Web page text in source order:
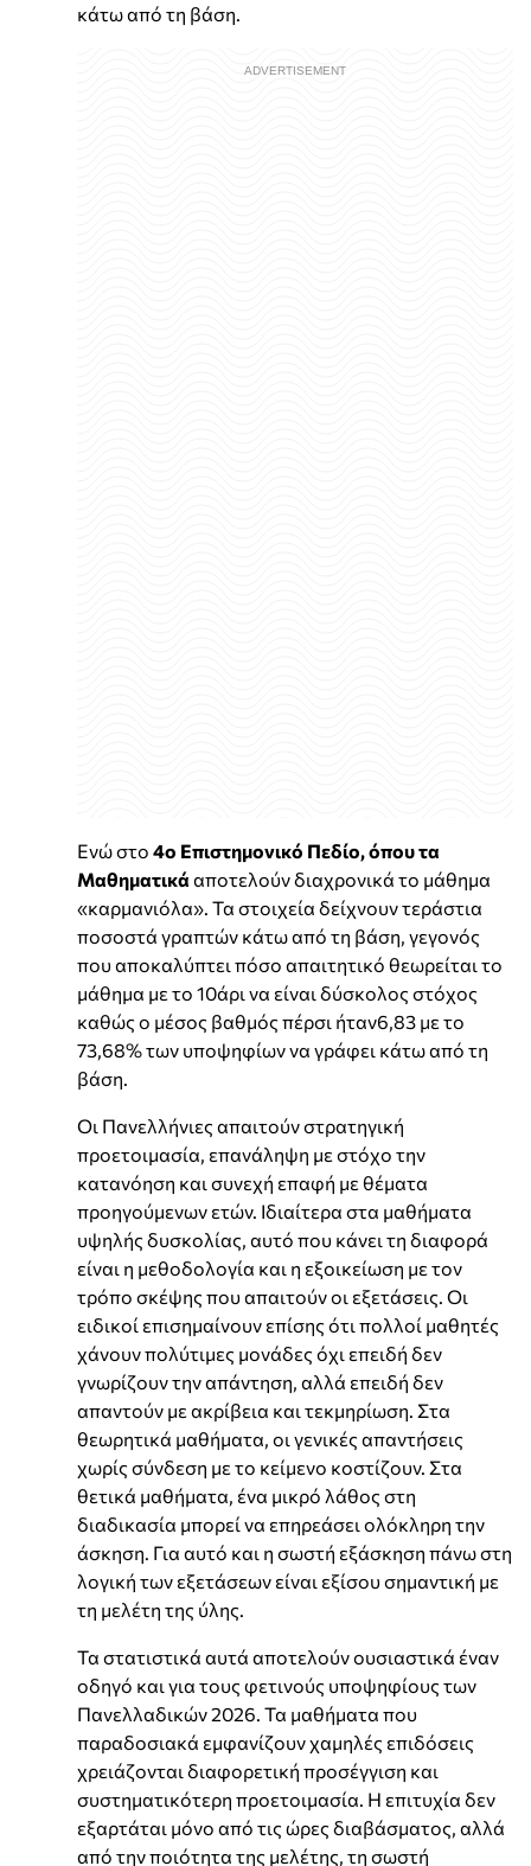
κάτω από τη βάση.
Ενώ στο 4ο Επιστημονικό Πεδίο, όπου τα
Μαθηματικά αποτελούν διαχρονικά το μάθημα
«καρμανιόλα». Τα στοιχεία δείχνουν τεράστια
ποσοστά γραπτών κάτω από τη βάση, γεγονός
που αποκαλύπτει πόσο απαιτητικό θεωρείται το
μάθημα με το 10άρι να είναι δύσκολος στόχος
καθώς ο μέσος βαθμός πέρσι ήταν6,83 με το
73,68% των υποψηφίων να γράφει κάτω από τη
βάση.
Οι Πανελλήνιες απαιτούν στρατηγική
προετοιμασία, επανάληψη με στόχο την
κατανόηση και συνεχή επαφή με θέματα
προηγούμενων ετών. Ιδιαίτερα στα μαθήματα
υψηλής δυσκολίας, αυτό που κάνει τη διαφορά
είναι η μεθοδολογία και η εξοικείωση με τον
τρόπο σκέψης που απαιτούν οι εξετάσεις. Οι
ειδικοί επισημαίνουν επίσης ότι πολλοί μαθητές
χάνουν πολύτιμες μονάδες όχι επειδή δεν
γνωρίζουν την απάντηση, αλλά επειδή δεν
απαντούν με ακρίβεια και τεκμηρίωση. Στα
θεωρητικά μαθήματα, οι γενικές απαντήσεις
χωρίς σύνδεση με το κείμενο κοστίζουν. Στα
θετικά μαθήματα, ένα μικρό λάθος στη
διαδικασία μπορεί να επηρεάσει ολόκληρη την
άσκηση. Για αυτό και η σωστή εξάσκηση πάνω στη
λογική των εξετάσεων είναι εξίσου σημαντική με
τη μελέτη της ύλης.
Τα στατιστικά αυτά αποτελούν ουσιαστικά έναν
οδηγό και για τους φετινούς υποψηφίους των
Πανελλαδικών 2026. Τα μαθήματα που
παραδοσιακά εμφανίζουν χαμηλές επιδόσεις
χρειάζονται διαφορετική προσέγγιση και
συστηματικότερη προετοιμασία. Η επιτυχία δεν
εξαρτάται μόνο από τις ώρες διαβάσματος, αλλά
από την ποιότητα της μελέτης, τη σωστή